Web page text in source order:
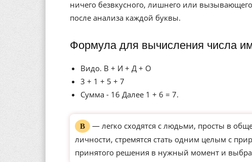
ничего безвкусного, лишнего или
после анализа каждой буквы.
Формула для вычисления числа
Видо. В + И + Д + О
3 + 1 + 5 + 7
Сумма - 16 Далее 1 + 6 = 7.
В
— легко сходятся с людьми, просты в
личности, стремятся стать одним целым с
принятого решения в нужный момент и